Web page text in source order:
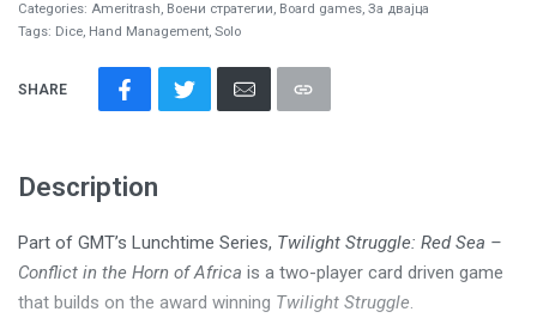
Categories: Ameritrash, Воени стратегии, Board games, За двајца
Tags: Dice, Hand Management, Solo
SHARE
Description
Part of GMT’s Lunchtime Series, Twilight Struggle: Red Sea –
Conflict in the Horn of Africa is a two-player card driven game
that builds on the award winning Twilight Struggle